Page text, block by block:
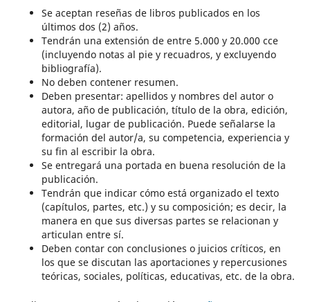
Se aceptan reseñas de libros publicados en los
últimos dos (2) años.
Tendrán una extensión de entre 5.000 y 20.000 cce
(incluyendo notas al pie y recuadros, y excluyendo
bibliografía).
No deben contener resumen.
Deben presentar: apellidos y nombres del autor o
autora, año de publicación, título de la obra, edición,
editorial, lugar de publicación. Puede señalarse la
formación del autor/a, su competencia, experiencia y
su fin al escribir la obra.
Se entregará una portada en buena resolución de la
publicación.
Tendrán que indicar cómo está organizado el texto
(capítulos, partes, etc.) y su composición; es decir, la
manera en que sus diversas partes se relacionan y
articulan entre sí.
Deben contar con conclusiones o juicios críticos, en
los que se discutan las aportaciones y repercusiones
teóricas, sociales, políticas, educativas, etc. de la obra.